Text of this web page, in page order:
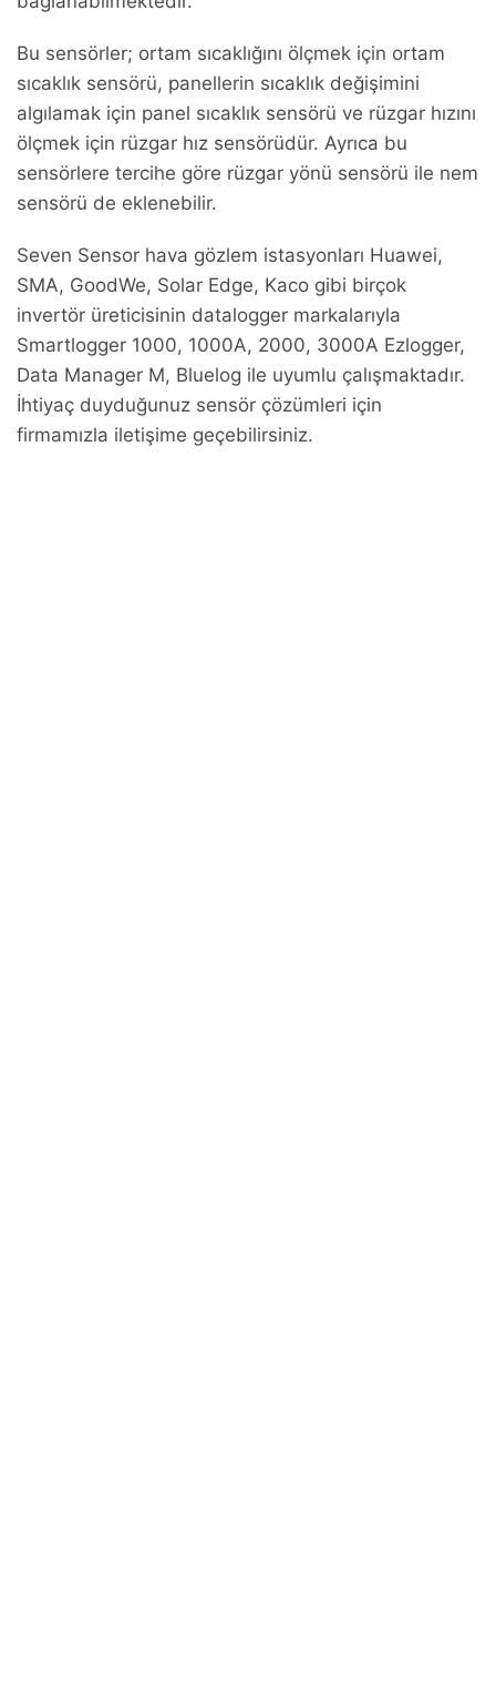
Bu sensörler; ortam sıcaklığını ölçmek için ortam
sıcaklık sensörü, panellerin sıcaklık değişimini
algılamak için panel sıcaklık sensörü ve rüzgar hızını
ölçmek için rüzgar hız sensörüdür. Ayrıca bu
sensörlere tercihe göre rüzgar yönü sensörü ile nem
sensörü de eklenebilir.
Seven Sensor hava gözlem istasyonları Huawei,
SMA, GoodWe, Solar Edge, Kaco gibi birçok
invertör üreticisinin datalogger markalarıyla
Smartlogger 1000, 1000A, 2000, 3000A Ezlogger,
Data Manager M, Bluelog ile uyumlu çalışmaktadır.
İhtiyaç duyduğunuz sensör çözümleri için
firmamızla iletişime geçebilirsiniz.